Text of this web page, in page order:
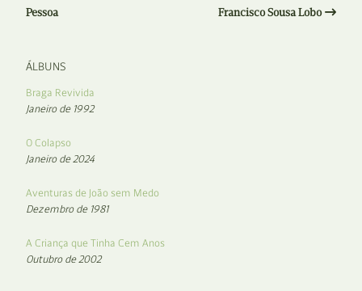
Pessoa
Francisco Sousa Lobo
ÁLBUNS
Braga Revivida
Janeiro de 1992
O Colapso
Janeiro de 2024
Aventuras de João sem Medo
Dezembro de 1981
A Criança que Tinha Cem Anos
Outubro de 2002